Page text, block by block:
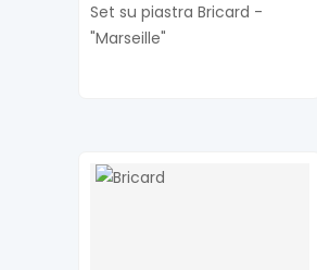
Set su piastra Bricard -
"Marseille"